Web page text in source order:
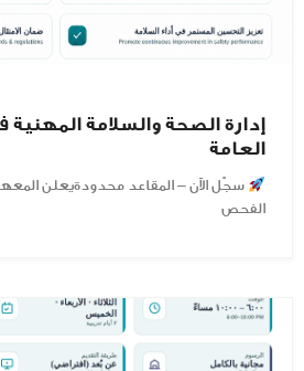
إدارة الصحة والسلامة المهنية
العامة
سجّل الآن – المقاعد محدودةيعلن
الفحص